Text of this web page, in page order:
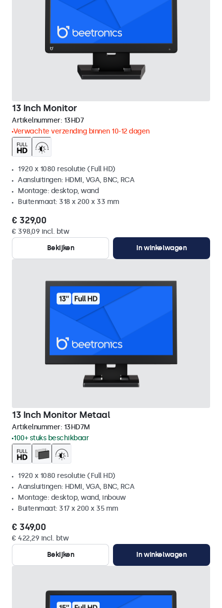
13 Inch Monitor
Artikelnummer: 13HD7
Verwachte verzending binnen 10-12 dagen
1920 x 1080 resolutie (Full HD)
Aansluitingen: HDMI, VGA, BNC, RCA
Montage: desktop, wand
Buitenmaat: 318 x 200 x 33 mm
€ 329,00
€ 398,09 incl. btw
Bekijken
In winkelwagen
13 Inch Monitor Metaal
Artikelnummer: 13HD7M
100+ stuks beschikbaar
1920 x 1080 resolutie (Full HD)
Aansluitingen: HDMI, VGA, BNC, RCA
Montage: desktop, wand, inbouw
Buitenmaat: 317 x 200 x 35 mm
€ 349,00
€ 422,29 incl. btw
Bekijken
In winkelwagen